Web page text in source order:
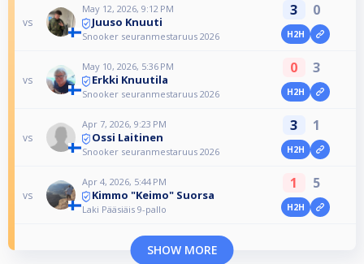
vs
May 12, 2026, 9:12 PM
Juuso Knuuti
Snooker seuranmestaruus 2026
3 0
H2H
vs
May 10, 2026, 5:36 PM
Erkki Knuutila
Snooker seuranmestaruus 2026
0 3
H2H
vs
Apr 7, 2026, 9:23 PM
Ossi Laitinen
Snooker seuranmestaruus 2026
3 1
H2H
vs
Apr 4, 2026, 5:44 PM
Kimmo "Keimo" Suorsa
Laki Pääsiäis 9-pallo
1 5
H2H
SHOW MORE